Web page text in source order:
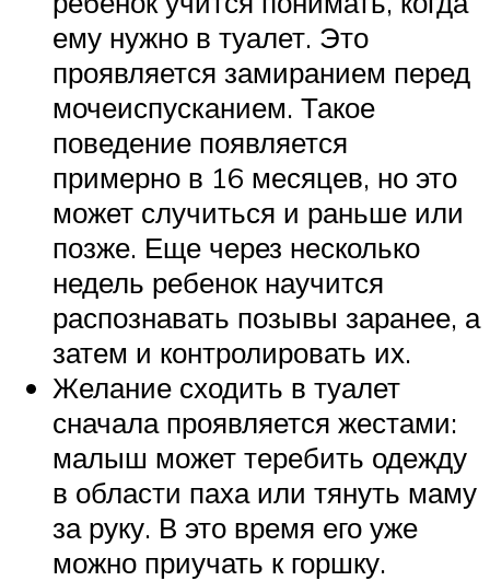
ему нужно в туалет. Это
проявляется замиранием перед
мочеиспусканием. Такое
поведение появляется
примерно в 16 месяцев, но это
может случиться и раньше или
позже. Еще через несколько
недель ребенок научится
распознавать позывы заранее, а
затем и контролировать их.
Желание сходить в туалет
сначала проявляется жестами:
малыш может теребить одежду
в области паха или тянуть маму
за руку. В это время его уже
можно приучать к горшку.